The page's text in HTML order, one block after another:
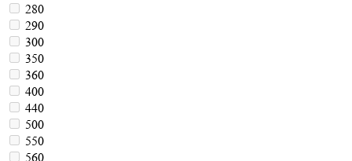
280
290
300
350
360
400
440
500
550
560